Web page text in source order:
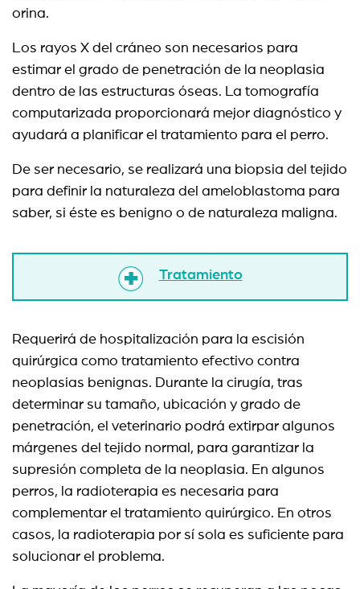
orina.
Los rayos X del cráneo son necesarios para
estimar el grado de penetración de la neoplasia
dentro de las estructuras óseas. La tomografía
computarizada proporcionará mejor diagnóstico y
ayudará a planificar el tratamiento para el perro.
De ser necesario, se realizará una biopsia del tejido
para definir la naturaleza del ameloblastoma para
saber, si éste es benigno o de naturaleza maligna.
Tratamiento
Requerirá de hospitalización para la escisión
quirúrgica como tratamiento efectivo contra
neoplasias benignas. Durante la cirugía, tras
determinar su tamaño, ubicación y grado de
penetración, el veterinario podrá extirpar algunos
márgenes del tejido normal, para garantizar la
supresión completa de la neoplasia. En algunos
perros, la radioterapia es necesaria para
complementar el tratamiento quirúrgico. En otros
casos, la radioterapia por sí sola es suficiente para
solucionar el problema.